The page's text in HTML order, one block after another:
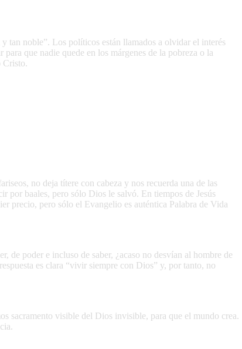
tan noble”. Los políticos están llamados a olvidar el interés
que nadie quede en los márgenes de la pobreza o la
Cristo.
no deja títere con cabeza y nos recuerda una de las
por baales, pero sólo Dios le salvó. En tiempos de Jesús
precio, pero sólo el Evangelio es auténtica Palabra de Vida
de poder e incluso de saber, ¿acaso no desvían al hombre de
es clara “vivir siempre con Dios” y, por tanto, no
sacramento visible del Dios invisible, para que el mundo crea.